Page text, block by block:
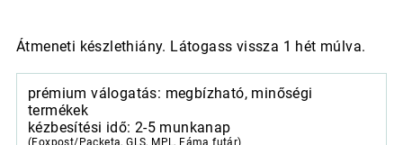
Átmeneti készlethiány. Látogass vissza 1 hét múlva.
prémium válogatás: megbízható, minőségi
termékek
kézbesítési idő: 2-5 munkanap
(Foxpost/Packeta, GLS, MPL, Fáma futár)